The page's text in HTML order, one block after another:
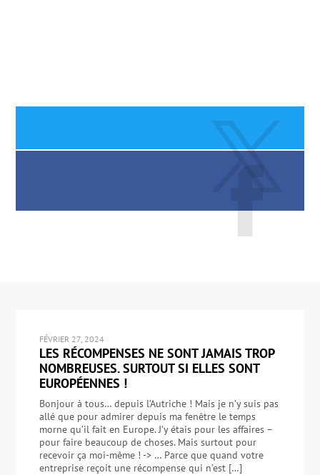
FÉVRIER 27, 2024
LES RÉCOMPENSES NE SONT JAMAIS TROP
NOMBREUSES. SURTOUT SI ELLES SONT
EUROPÉENNES !
Bonjour à tous… depuis l’Autriche ! Mais je n’y suis pas
allé que pour admirer depuis ma fenêtre le temps
morne qu’il fait en Europe. J’y étais pour les affaires –
pour faire beaucoup de choses. Mais surtout pour
recevoir ça moi-même ! -> … Parce que quand votre
entreprise reçoit une récompense qui n’est […]